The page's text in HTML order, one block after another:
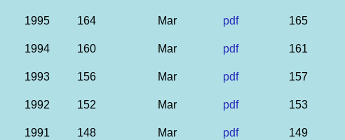
1995 164 Mar pdf 165
1994 160 Mar pdf 161
1993 156 Mar pdf 157
1992 152 Mar pdf 153
1991 148 Mar pdf 149